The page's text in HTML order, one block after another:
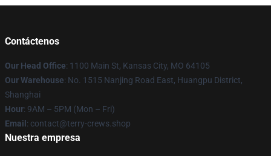
Contáctenos
Our Head Office: 1100 Main St, Kansas City, MO 64105
Our Warehouse: No. 1515 Nanjing Road East, Huangpu District,
Shanghai
Hour: 9AM – 5PM (Mon – Fri)
Email : contact@terry-crews.shop
Nuestra empresa